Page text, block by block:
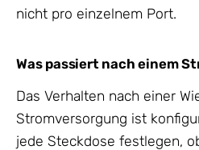
nicht pro einzelnem Port.
Was passiert nach einem
Das Verhalten nach einer
Stromversorgung ist
jede Steckdose festlegen,